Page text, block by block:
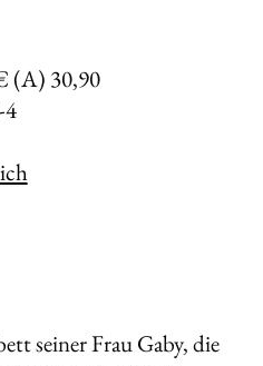
(A) 30,90
seiner Frau Gaby, die